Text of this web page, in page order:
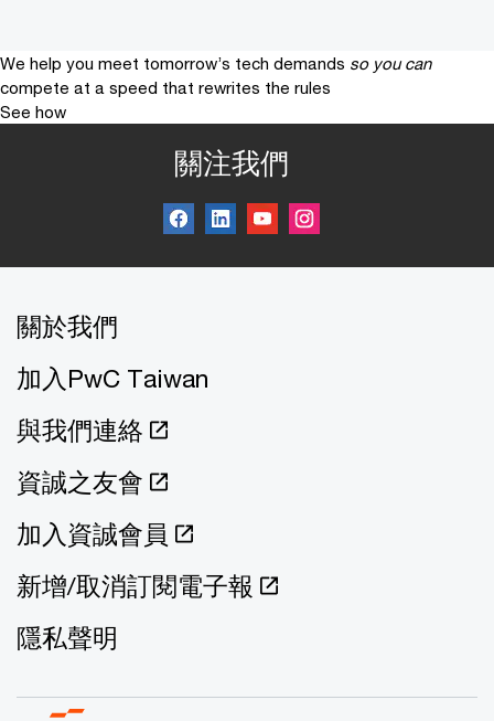
We help you meet tomorrow’s tech demands so you can
compete at a speed that rewrites the rules
See how
關注我們
關於我們
加入PwC Taiwan
與我們連絡
資誠之友會
加入資誠會員
新增/取消訂閱電子報
隱私聲明